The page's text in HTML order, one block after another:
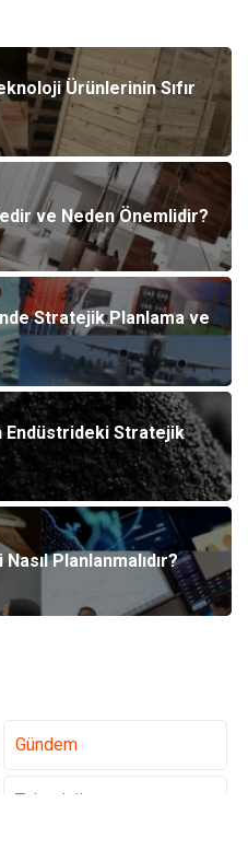
Ürünlerinin Sıfır
ve Neden Önemlidir?
Stratejik Planlama ve
Endüstrideki Stratejik
Planlanmalıdır?
Gündem
Teknoloji